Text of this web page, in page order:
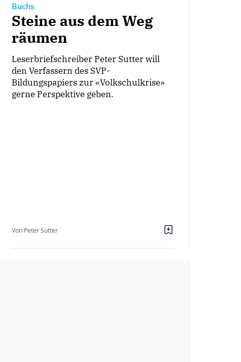
Buchs
Steine aus dem Weg
räumen
Leserbriefschreiber Peter Sutter will
den Verfassern des SVP-
Bildungspapiers zur «Volkschulkrise»
gerne Perspektive geben.
Von Peter Sutter